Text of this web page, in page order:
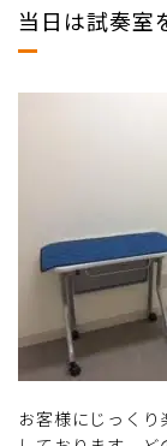
当日は試奏室
お客様にじっく